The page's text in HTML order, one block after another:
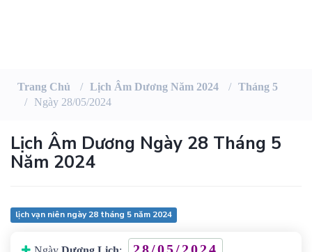
Trang Chủ Lịch Âm Dương Năm 2024
Tháng 5
Ngày 28/05/2024
Lịch Âm Dương Ngày 28 Tháng 5
Năm 2024
lịch vạn niên ngày 28 tháng 5 năm 2024